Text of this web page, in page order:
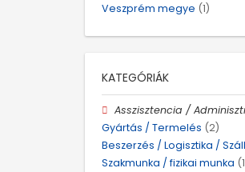
Veszprém megye (1)
KATEGÓRIÁK
Asszisztencia /
Gyártás / Termelés (2)
Beszerzés / Logisztika /
Szakmunka / fizikai munka